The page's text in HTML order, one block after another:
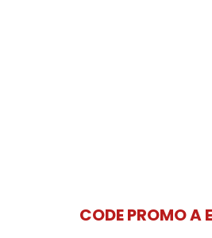
CODE PROMO A